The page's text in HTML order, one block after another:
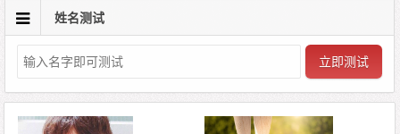
姓名测试
立即测试